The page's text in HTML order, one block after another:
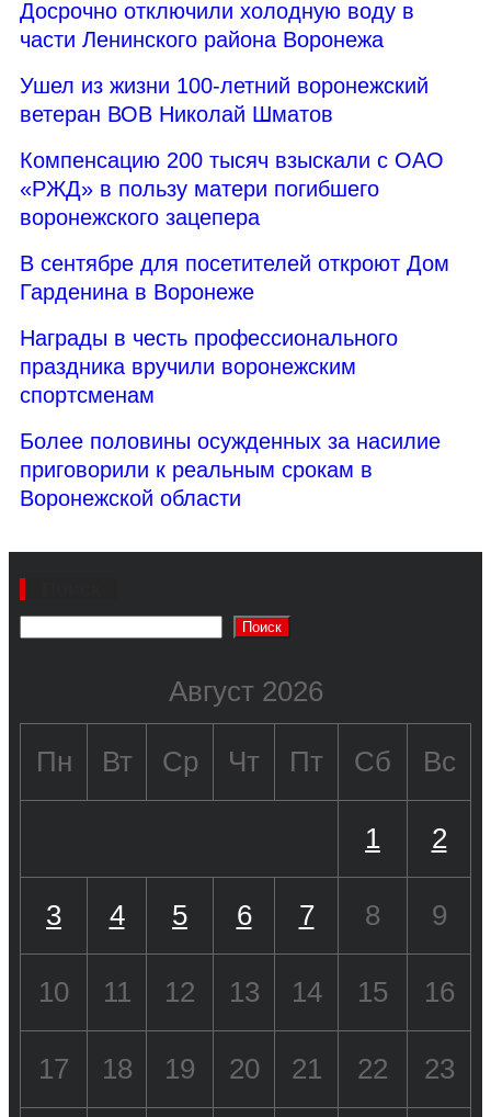
Досрочно отключили холодную воду в
части Ленинского района Воронежа
Ушел из жизни 100-летний воронежский
ветеран ВОВ Николай Шматов
Компенсацию 200 тысяч взыскали с ОАО
«РЖД» в пользу матери погибшего
воронежского зацепера
В сентябре для посетителей откроют Дом
Гарденина в Воронеже
Награды в честь профессионального
праздника вручили воронежским
спортсменам
Более половины осужденных за насилие
приговорили к реальным срокам в
Воронежской области
Поиск
Август 2026
Пн Вт Ср Чт Пт Сб Вс
1 2
3 4 5 6 7 8 9
10 11 12 13 14 15 16
17 18 19 20 21 22 23